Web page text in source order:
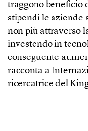
traggono beneficio
stipendi le aziende
non più attraverso
investendo in
conseguente
racconta a
ricercatrice del